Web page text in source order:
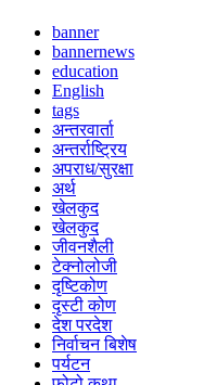
banner
bannernews
education
English
tags
अन्तरवार्ता
अन्तर्राष्ट्रिय
अपराध/सुरक्षा
अर्थ
खेलकुद
खेलकुद
जीवनशैली
टेक्नोलोजी
दृष्टिकोण
दृस्टी कोण
देश परदेश
निर्वाचन बिशेष
पर्यटन